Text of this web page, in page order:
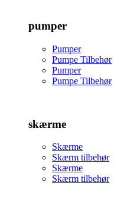
pumper
Pumper
Pumpe Tilbehør
Pumper
Pumpe Tilbehør
skærme
Skærme
Skærm tilbehør
Skærme
Skærm tilbehør